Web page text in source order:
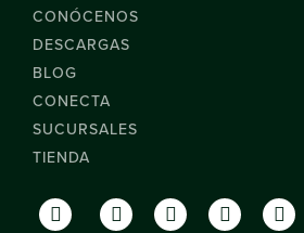
CONÓCENOS
DESCARGAS
BLOG
CONECTA
SUCURSALES
TIENDA